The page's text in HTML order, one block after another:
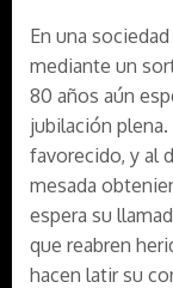
En una
mediante un
80 años aún
jubilación
favorecido, y al
mesada
espera su
que reabren
hacen latir su